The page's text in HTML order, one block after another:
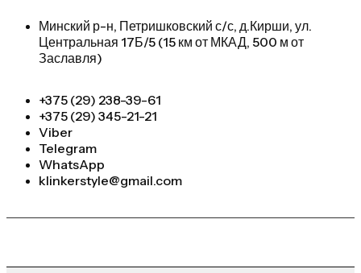
Минский р-н, Петришковский с/с, д.Кирши, ул.
Центральная 17Б/5 (15 км от МКАД, 500 м от
Заславля)
+375 (29) 238-39-61
+375 (29) 345-21-21
Viber
Telegram
WhatsApp
klinkerstyle@gmail.com